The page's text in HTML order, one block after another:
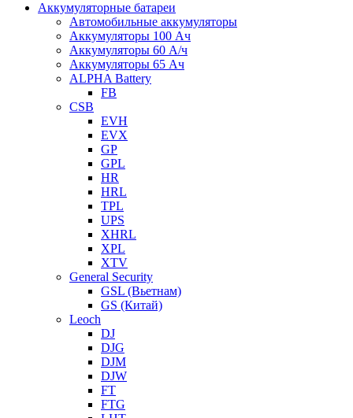
Аккумуляторные батареи
Автомобильные аккумуляторы
Аккумуляторы 100 Ач
Аккумуляторы 60 А/ч
Аккумуляторы 65 Ач
ALPHA Battery
FB
CSB
EVH
EVX
GP
GPL
HR
HRL
TPL
UPS
XHRL
XPL
XTV
General Security
GSL (Вьетнам)
GS (Китай)
Leoch
DJ
DJG
DJM
DJW
FT
FTG